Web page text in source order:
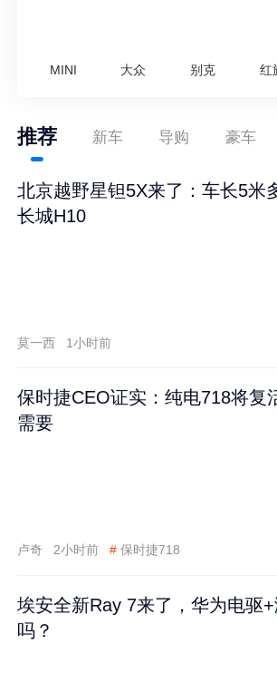
MINI 大众 别克 红
推荐 新车 导购 豪车
北京越野星钽5X来了：车长5米
长城H10
莫一西 1小时前
保时捷CEO证实：纯电718将复
需要
卢奇 2小时前 # 保时捷718
埃安全新Ray 7来了，华为电驱
吗？